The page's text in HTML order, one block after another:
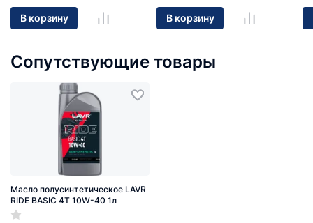
В корзину В корзину
Сопутствующие товары
Масло полусинтетическое LAVR
RIDE BASIC 4T 10W-40 1л